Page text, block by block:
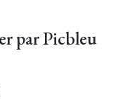
par Picbleu